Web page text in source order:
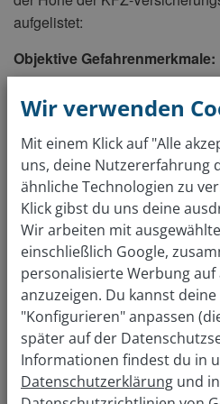
aufgelistet:
Objektive Gefahrenmerkmale:
Typklasse
jährlicher
Motorleistung
Datum der
Subjektive
Regionalklasse
regionale
Wohnort, Beruf
jährliche
Wir verwenden
Mit einem Klick auf "Alle
uns, deine Nutzererfahrung
ähnliche Technologien zu
Klick gibst du uns deine
Wir arbeiten mit
einschließlich Google,
personalisierte Werbung
anzuzeigen. Du kannst
"Konfigurieren" anpassen
später auf der
Informationen findest du in
Datenschutzerklärung und